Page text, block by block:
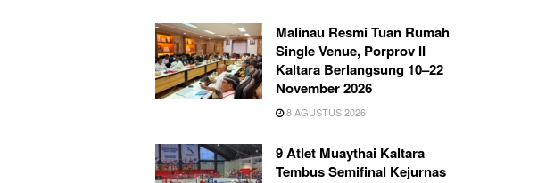
Malinau Resmi Tuan Rumah
Single Venue, Porprov II
Kaltara Berlangsung 10–22
November 2026
8 AGUSTUS 2026
9 Atlet Muaythai Kaltara
Tembus Semifinal Kejurnas